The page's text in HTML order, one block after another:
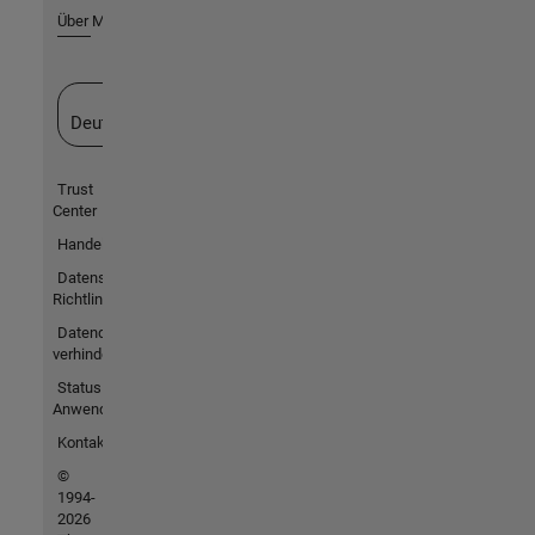
Über MathWorks
Deutschland
Trust
Center
Handelsmarken
Datenschutz-
Richtlinien
Datendiebstahl
verhindern
Status von
Anwendungen
Kontakt
©
1994-
2026